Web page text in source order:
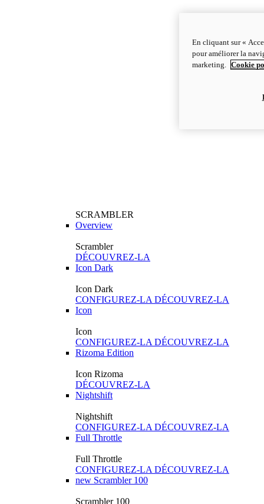
SCRAMBLER
Overview
Scrambler
DÉCOUVREZ-LA
Icon Dark
Icon Dark
CONFIGUREZ-LA DÉCOUVREZ-LA
Icon
Icon
CONFIGUREZ-LA DÉCOUVREZ-LA
Rizoma Edition
Icon Rizoma
DÉCOUVREZ-LA
Nightshift
Nightshift
CONFIGUREZ-LA DÉCOUVREZ-LA
Full Throttle
Full Throttle
CONFIGUREZ-LA DÉCOUVREZ-LA
new Scrambler 100
Scrambler 100
En cliquant sur «
pour améliorer la
marketing.
Cookie